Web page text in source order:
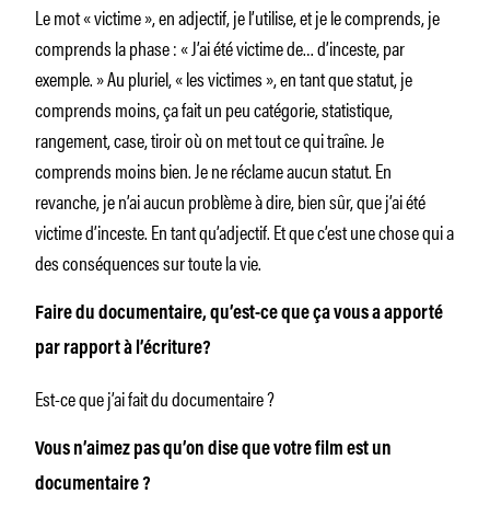
Le mot « victime », en adjectif, je l’utilise, et je le comprends, je
comprends la phase : « J’ai été victime de… d’inceste, par
exemple. » Au pluriel, « les victimes », en tant que statut, je
comprends moins, ça fait un peu catégorie, statistique,
rangement, case, tiroir où on met tout ce qui traîne. Je
comprends moins bien. Je ne réclame aucun statut. En
revanche, je n’ai aucun problème à dire, bien sûr, que j’ai été
victime d’inceste. En tant qu’adjectif. Et que c’est une chose qui a
des conséquences sur toute la vie.
Faire du documentaire, qu’est-ce que ça vous a apporté
par rapport à l’écriture?
Est-ce que j’ai fait du documentaire ?
Vous n’aimez pas qu’on dise que votre film est un
documentaire ?